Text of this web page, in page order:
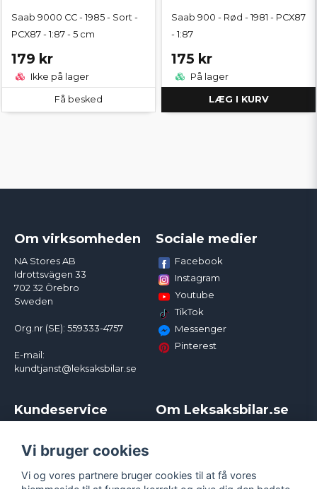
Saab 9000 CC - 1985 - Sort -
PCX87 - 1:87 - 5 cm
179 kr
Ikke på lager
Få besked
Saab 900 - Rød - 1981 - PCX87
- 1:87
175 kr
På lager
LÆG I KURV
Om virksomheden
NA Stores AB
Idrottsvägen 33
702 32 Örebro
Sweden
Org.nr (SE): 559333-4757
E-mail:
kundtjanst@leksaksbilar.se
Sociale medier
Facebook
Instagram
Youtube
TikTok
Messenger
Pinterest
Kundeservice
Kampagner og rabatter
Reklamation
Policy chase cars
Om Leksaksbilar.se
Handelsbetingelser
Vi bruger cookies
Vi og vores partnere bruger cookies til at få vores